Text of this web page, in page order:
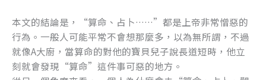
本文的結論是，“算命、占卜……”都是上帝非常憎惡的
行為。一般人可能平常不會想那麼多，以為無所謂，不過
就像A大廚，當算命的對他的寶貝兒子說長道短時，他立
刻就會發現“算命”這件事可惡的地方。